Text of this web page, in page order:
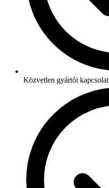
Közvetlen gyártói kapcsolat